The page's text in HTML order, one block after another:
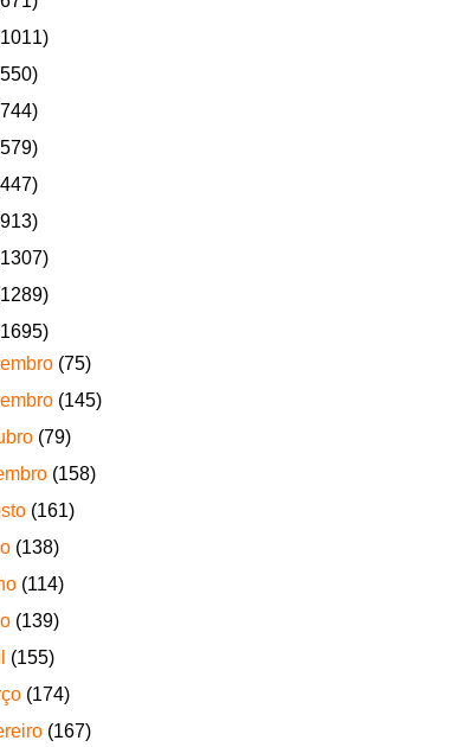
(75)
(145)
(79)
(158)
(161)
(138)
(114)
(139)
(155)
(174)
(167)